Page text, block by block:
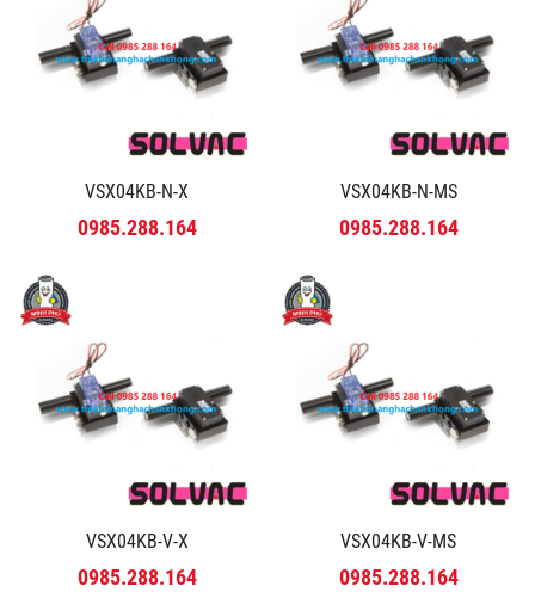
VSX04KB-N-X
0985.288.164
VSX04KB-N-MS
0985.288.164
VSX04KB-V-X
0985.288.164
VSX04KB-V-MS
0985.288.164